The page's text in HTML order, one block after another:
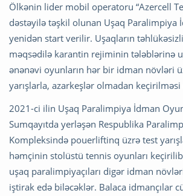
Ölkənin lider mobil operatoru “Azercell
dəstəyilə təşkil olunan Uşaq Paralimpiya
yenidən start verilir. Uşaqların
məqsədilə karantin rejiminin tələblərinə
ənənəvi oyunların hər bir idman növləri
yarışlarla, azarkeşlər olmadan keçirilməsi
2021-ci ilin Uşaq Paralimpiya İdman
Sumqayıtda yerləşən Respublika
Kompleksində pouerliftinq üzrə test
həmçinin stolüstü tennis oyunları
uşaq paralimpiyaçıları digər idman
iştirak edə biləcəklər. Balaca idmançılar